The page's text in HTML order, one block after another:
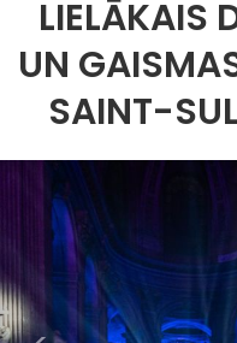
LIELĀKAIS
UN
SAINT-